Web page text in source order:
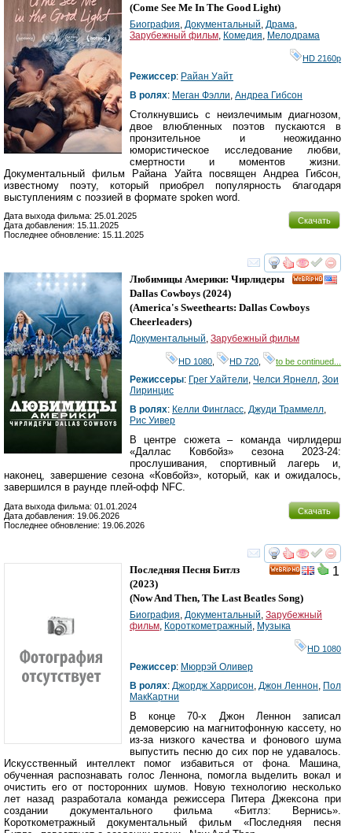
(Come See Me In The Good Light)
Биография Документальный Драма
Зарубежный фильм Комедия Мелодрама
HD 2160р
Режиссер: Райан Уайт
В ролях: Меган Фэлли Андреа Гибсон
Столкнувшись с неизлечимым диагнозом,
двое влюбленных поэтов пускаются в
пронзительное и неожиданно
юмористическое исследование любви,
смертности и моментов жизни.
Документальный фильм Райана Уайта посвящен Андреа Гибсон,
известному поэту, который приобрел популярность благодаря
выступлениям с поэзией в формате spoken word.
Скачать
Дата выхода фильма: 25.01.2025
Дата добавления: 15.11.2025
Последнее обновление: 15.11.2025
смотреть
Любимицы Америки: Чирлидеры
Dallas Cowboys (2024)
(America's Sweethearts: Dallas Cowboys
Cheerleaders)
Документальный, Зарубежный фильм
HD 1080, HD 720, to be continued...
Режиссеры: Грег Уайтели, Челси Ярнелл, Зои
Лиринцис
В ролях: Келли Фингласс, Джуди Траммелл,
Рис Уивер
В центре сюжета – команда чирлидерш
«Даллас Ковбойз» сезона 2023-24:
прослушивания, спортивный лагерь и,
наконец, завершение сезона «Ковбойз», который, как и ожидалось,
завершился в раунде плей-офф NFC.
Скачать
Дата выхода фильма: 01.01.2024
Дата добавления: 19.06.2026
Последнее обновление: 19.06.2026
смотреть
1
Последняя Песня Битлз
(2023)
(Now And Then, The Last Beatles Song)
Биография, Документальный, Зарубежный
фильм, Короткометражный, Музыка
HD 1080
Режиссер: Мюррэй Оливер
В ролях: Джордж Харрисон, Джон Леннон, Пол
МакКартни
В конце 70-х Джон Леннон записал
демоверсию на магнитофонную кассету, но
из-за низкого качества и фонового шума
выпустить песню до сих пор не удавалось.
Искусственный интеллект помог избавиться от фона. Машина,
обученная распознавать голос Леннона, помогла выделить вокал и
очистить его от посторонних шумов. Новую технологию несколько
лет назад разработала команда режиссера Питера Джексона при
создании документального фильма «Битлз: Вернись».
Короткометражный документальный фильм «Последняя песня